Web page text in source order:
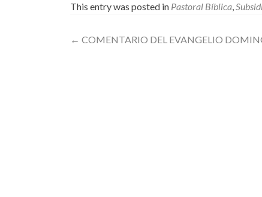
This entry was posted in Pastoral Bíblica,
Post
← COMENTARIO DEL EVANGELIO